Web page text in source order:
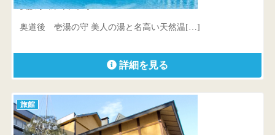
愛媛県 松山市末町267
奥道後 壱湯の守 美人の湯と名高い天然温[…]
詳細を見る
旅館